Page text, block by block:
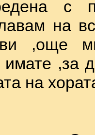
с
на
,още
имате ,за
на